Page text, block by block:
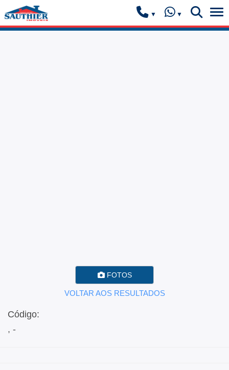
FOTOS
VOLTAR AOS RESULTADOS
Código:
, -